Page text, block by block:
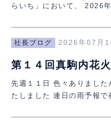
らいち」において、 2026
社長ブログ 2026年07月
第１４回真駒内花
先週１１日 色々ありまし
たしました 連日の雨予報で